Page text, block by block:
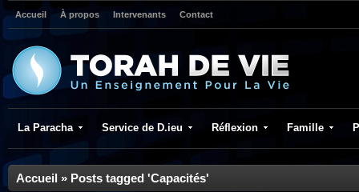
Accueil À propos Intervenants Contact
La Paracha Service de D.ieu Réflexion Famille
Accueil » Posts tagged 'Capacités'